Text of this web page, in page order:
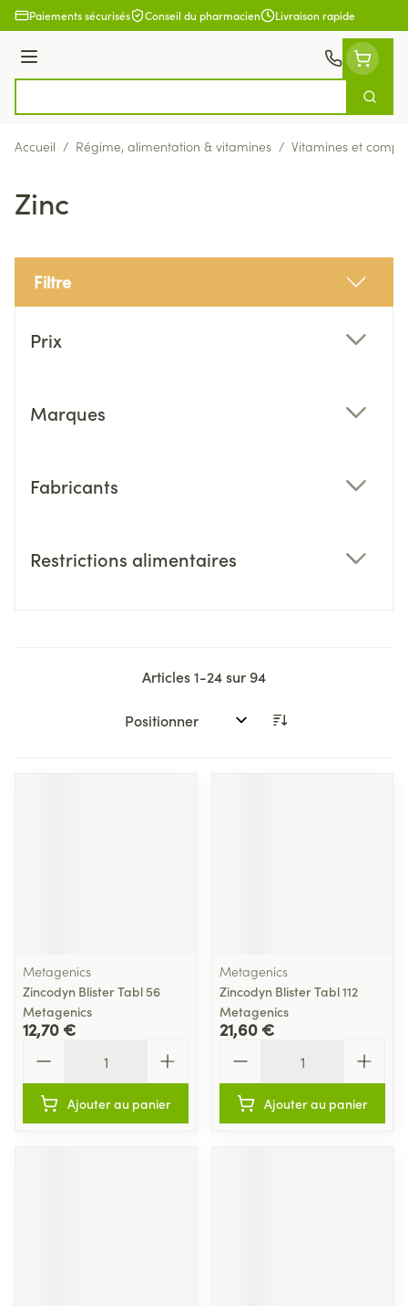
Aller au contenu
Paiements sécurisés Conseil du pharmacien Livraison rapide
Menu
Accueil / Régime, alimentation & vitamines / Vitamines et
Zinc
Filtre
Prix
Marques
Fabricants
Restrictions alimentaires
Articles1-24sur94
Trier par:
Metagenics
Zincodyn Blister Tabl 56
Metagenics
12,70 €
Ajouter au panier
Metagenics
Zincodyn Blister Tabl 112
Metagenics
21,60 €
Ajouter au panier